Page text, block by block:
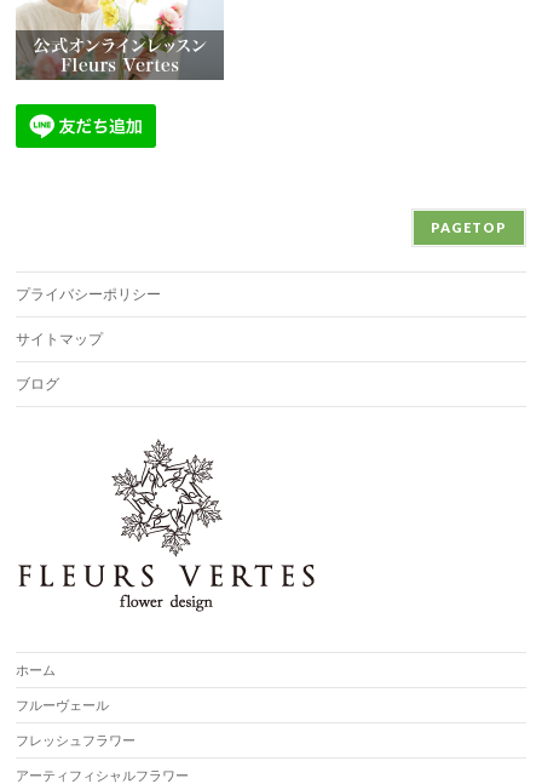
PAGETOP
プライバシーポリシー
サイトマップ
ブログ
ホーム
フルーヴェール
フレッシュフラワー
アーティフィシャルフラワー